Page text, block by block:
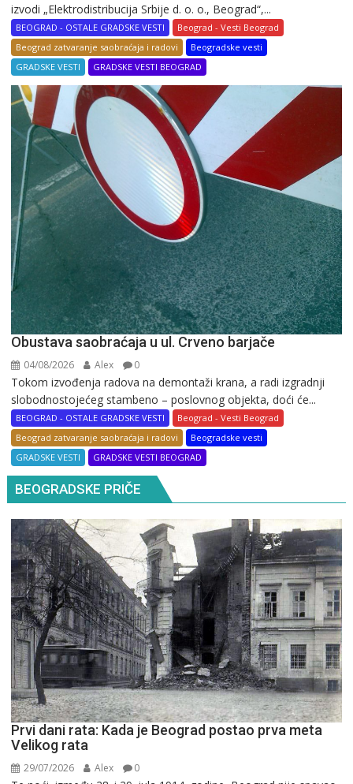
izvodi „Elektrodistribucija Srbije d. o. o., Beograd“,...
BEOGRAD - OSTALE GRADSKE VESTI
Beograd - Vesti Beograd
Beograd zatvaranje saobraćaja i radovi
Beogradske vesti
GRADSKE VESTI
GRADSKE VESTI BEOGRAD
Obustava saobraćaja u ul. Crveno barjače
04/08/2026 Alex 0
Tokom izvođenja radova na demontaži krana, a radi izgradnji
slobodnostojećeg stambeno – poslovnog objekta, doći će...
BEOGRAD - OSTALE GRADSKE VESTI
Beograd - Vesti Beograd
Beograd zatvaranje saobraćaja i radovi
Beogradske vesti
GRADSKE VESTI
GRADSKE VESTI BEOGRAD
BEOGRADSKE PRIČE
Prvi dani rata: Kada je Beograd postao prva meta
Velikog rata
29/07/2026 Alex 0